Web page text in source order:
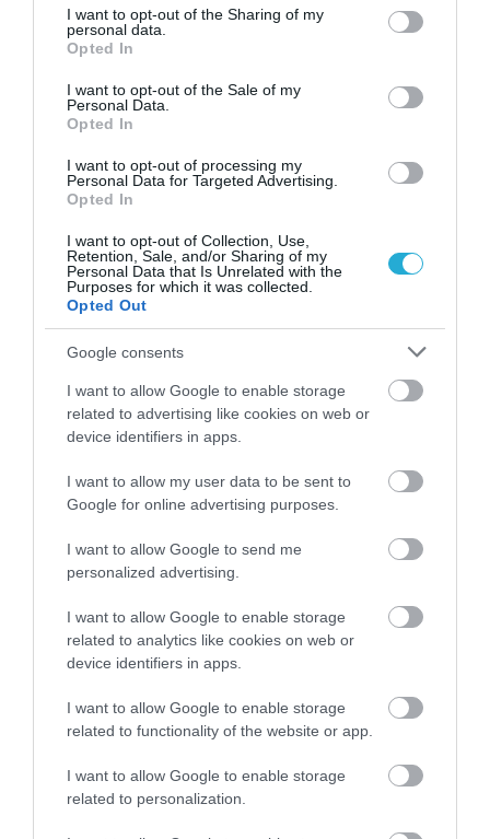
not limited to your visit or usage behaviour. You may click to
grant or deny consent to Google and its third-party tags to
use your data for below specified purposes in below Google
consent section.
I want to opt-out of the Sharing of my
personal data.
Opted In
I want to opt-out of the Sale of my
Personal Data.
Opted In
I want to opt-out of processing my
Personal Data for Targeted Advertising.
Opted In
I want to opt-out of Collection, Use,
Retention, Sale, and/or Sharing of my
Personal Data that Is Unrelated with the
Purposes for which it was collected.
Opted Out
Google consents
I want to allow Google to enable storage
related to advertising like cookies on web or
device identifiers in apps.
I want to allow my user data to be sent to
Google for online advertising purposes.
I want to allow Google to send me
personalized advertising.
I want to allow Google to enable storage
related to analytics like cookies on web or
device identifiers in apps.
I want to allow Google to enable storage
related to functionality of the website or app.
I want to allow Google to enable storage
related to personalization.
τουριστικά στην ιστορία των νησιών.
Ειδικότερα,
αεροδρόμια του Νοτίου Αιγαίου, Ρόδος,
Κως, Μύκονος και Σαντορίνη, για τα οποία
υπάρχουν συγκριτικά στοιχεία,
σημειώνουν ρεκόρ αφίξεων, καθώς
προσέλκυσαν από την 1η έως την 21η
Αυγούστου περισσότερους από 700.000
επιβάτες . Ειδικότερα, Ρόδος έχει ήδη
ξεπεράσει το 1,7 εκατ. επισκέπτες από το
εξωτερικό, η Κως έχει υποδεχθεί
περισσότερους από 800.000, η Κάρπαθος
προσεγγίζει τις 57.000, η Μύκονος τις
450.000 και η Σαντορίνη έχει ξεπεράσει το
μισό εκατομμύριο διεθνείς αφίξεις.
Αθροίζοντας και τους επιβάτες που έχουν
φθάσει από τον Απρίλιο μέχρι και τον Ιούλιο,
μέσω του “Ελευθέριος Βενιζέλος” στα
αεροδρόμια των νησιών του Νοτίου Αιγαίου,
οι διεθνείς αφίξεις ξεπερνούν ήδη, πριν
ακόμα από την εκπνοή του Αυγούστου, τα 4
εκατομμύρια.